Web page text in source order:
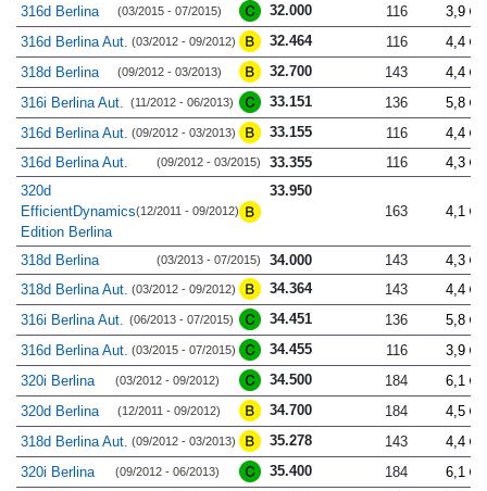
316d Berlina
(03/2015 - 07/2015) 32.000 116
3,9
316d Berlina Aut. (03/2012 - 09/2012) 32.464 116
4,4
318d Berlina
(09/2012 - 03/2013) 32.700 143
4,4
316i Berlina Aut.
(11/2012 - 06/2013) 33.151 136
5,8
316d Berlina Aut. (09/2012 - 03/2013) 33.155 116
4,4
316d Berlina Aut.
(09/2012 - 03/2015) 33.355 116
4,3
320d
EfficientDynamics
Edition Berlina
(12/2011 - 09/2012)
33.950
163
4,1
318d Berlina (03/2013 - 07/2015) 34.000 143
4,3
318d Berlina Aut. (03/2012 - 09/2012) 34.364 143
4,4
316i Berlina Aut.
(06/2013 - 07/2015) 34.451 136
5,8
316d Berlina Aut. (03/2015 - 07/2015) 34.455 116
3,9
320i Berlina
(03/2012 - 09/2012) 34.500 184
6,1
320d Berlina
(12/2011 - 09/2012) 34.700 184
4,5
318d Berlina Aut. (09/2012 - 03/2013) 35.278 143
4,4
320i Berlina
(09/2012 - 06/2013) 35.400 184
6,1